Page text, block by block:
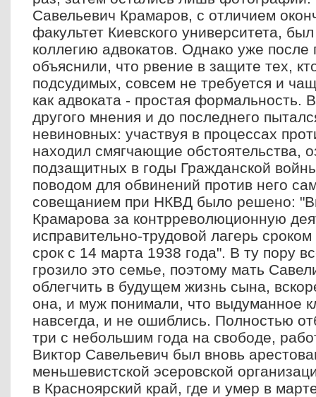
Савельевич Крамаров, с отличием
факультет Киевского университета,
коллегию адвокатов. Однако уже
объяснили, что рвение в защите тех,
подсудимых, совсем не требуется и
как адвоката - простая формальность.
другого мнения и до последнего
невиновных: участвуя в процессах
находил смягчающие обстоятельства,
подзащитных в годы Гражданской
поводом для обвинений против него
совещанием при НКВД было решено:
Крамарова за контрреволюционную
исправительно-трудовой лагерь
срок с 14 марта 1938 года". В ту пору
грозило это семье, поэтому мать
облегчить в будущем жизнь сына,
она, и муж понимали, что выдуманное
навсегда, и не ошиблись. Полностью
три с небольшим года на свободе,
Виктор Савельевич был вновь
меньшевистской эсеровской
в Красноярский край, где и умер в